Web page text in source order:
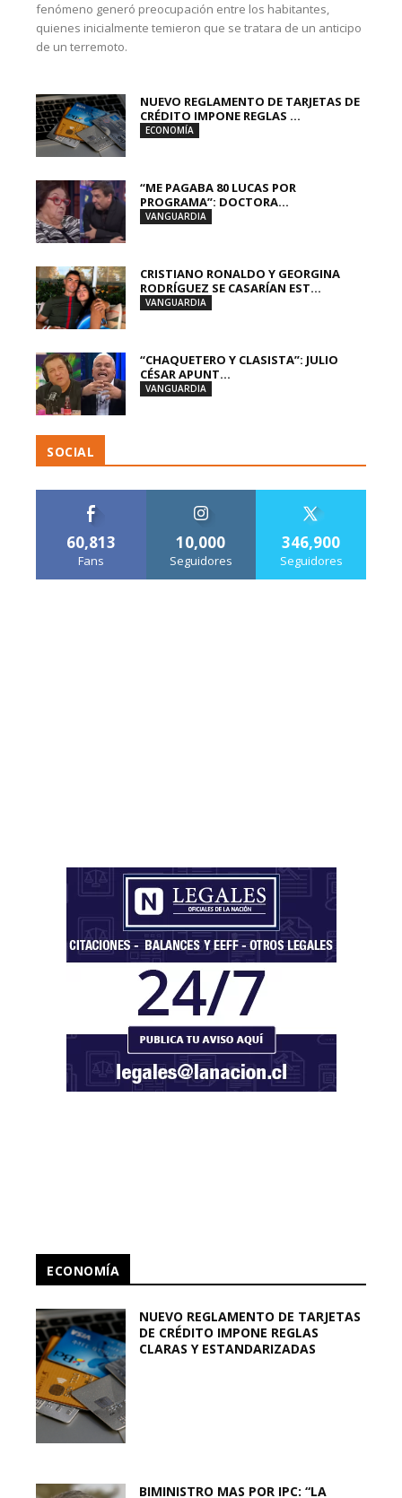
fenómeno generó preocupación entre los habitantes,
quienes inicialmente temieron que se tratara de un anticipo
de un terremoto.
NUEVO REGLAMENTO DE TARJETAS DE
CRÉDITO IMPONE REGLAS ...
ECONOMÍA
“ME PAGABA 80 LUCAS POR
PROGRAMA”: DOCTORA...
VANGUARDIA
CRISTIANO RONALDO Y GEORGINA
RODRÍGUEZ SE CASARÍAN EST...
VANGUARDIA
“CHAQUETERO Y CLASISTA”: JULIO
CÉSAR APUNT...
VANGUARDIA
SOCIAL
60,813
Fans
10,000
Seguidores
346,900
Seguidores
ECONOMÍA
NUEVO REGLAMENTO DE TARJETAS
DE CRÉDITO IMPONE REGLAS
CLARAS Y ESTANDARIZADAS
BIMINISTRO MAS POR IPC: “LA